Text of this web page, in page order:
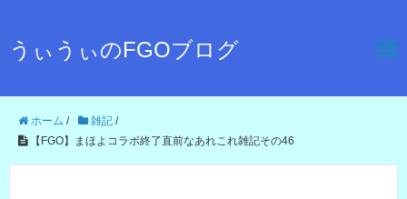
うぃうぃのFGOブログ
ホーム / 雑記 /
【FGO】まほよコラボ終了直前なあれこれ雑記その46